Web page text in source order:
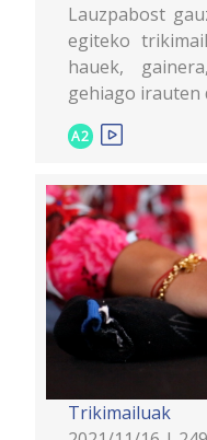
Lauzpabost
egiteko
hauek,
gehiago irauten
A2
Trikimailuak